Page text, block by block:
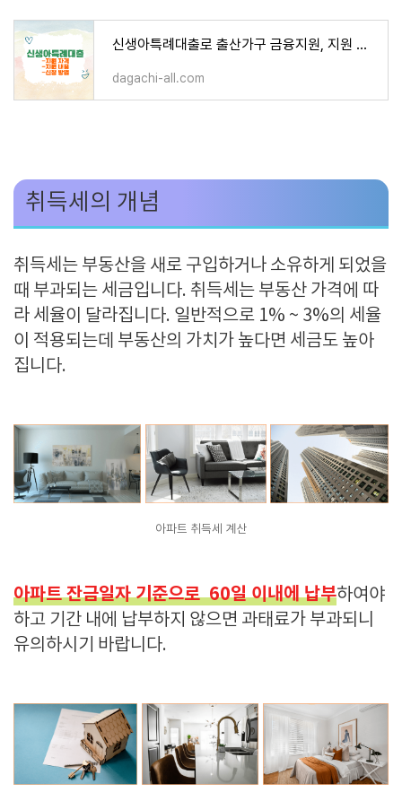
신생아특례대출로 출산가구 금융지원, 지원 자격, 내용, 조건 알아보기
dagachi-all.com
취득세의 개념
취득세는 부동산을 새로 구입하거나 소유하게 되었을
때 부과되는 세금입니다. 취득세는 부동산 가격에 따
라 세율이 달라집니다. 일반적으로 1% ~ 3%의 세율
이 적용되는데 부동산의 가치가 높다면 세금도 높아
집니다.
아파트 취득세 계산
아파트 잔금일자 기준으로 60일 이내에 납부하여야
하고 기간 내에 납부하지 않으면 과태료가 부과되니
유의하시기 바랍니다.